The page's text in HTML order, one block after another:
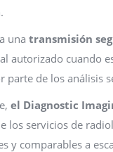
una transmisión
autorizado cuando
parte de los análisis
el Diagnostic
los servicios de
y comparables a